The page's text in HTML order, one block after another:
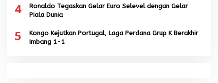
4
Ronaldo Tegaskan Gelar Euro Selevel dengan Gelar
Piala Dunia
5
Kongo Kejutkan Portugal, Laga Perdana Grup K Berakhir
Imbang 1-1